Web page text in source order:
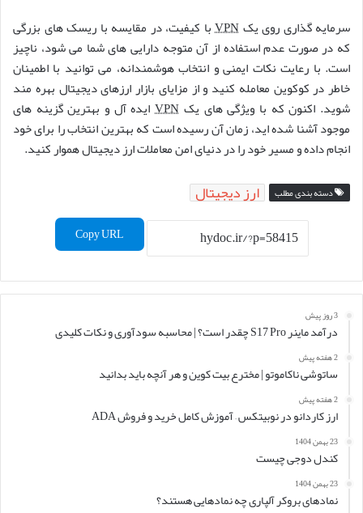
سرمایه گذاری روی یکVPNبا کیفیت، در مقایسه با ریسک های بزرگی
که در صورت عدم استفاده از آن متوجه دارایی های شما می شود، ناچیز
است. با رعایت نکات ایمنی و انتخاب هوشمندانه، می توانید با اطمینان
خاطر در کوکوین معامله کنید و از مزایای بازار ارزهای دیجیتال بهره مند
شوید. اکنون که با ویژگی های یک VPNایده آل و بهترین گزینه های
موجود آشنا شده اید، زمان آن رسیده است که بهترین انتخاب را برای خود
انجام داده و مسیر خود را در دنیای امن معاملات ارز دیجیتال هموار کنید.
دسته بندی مطلب ارز دیجیتال
Copy URL
3 روز پیش
درآمد ماینر S17 Pro چقدر است؟ | محاسبه سودآوری و نکات کلیدی
2 هفته پیش
ساتوشی ناکاموتو | مخترع بیت کوین و هر آنچه باید بدانید
2 هفته پیش
ارز کاردانو در نوبیتکس – آموزش کامل خرید و فروش ADA
23 بهمن 1404
کندل دوجی چیست
23 بهمن 1404
نمادهای بروکر آلپاری چه نمادهایی هستند؟